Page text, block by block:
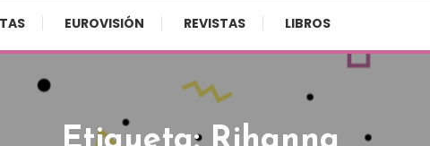
EUROVISIÓN REVISTAS LIBROS